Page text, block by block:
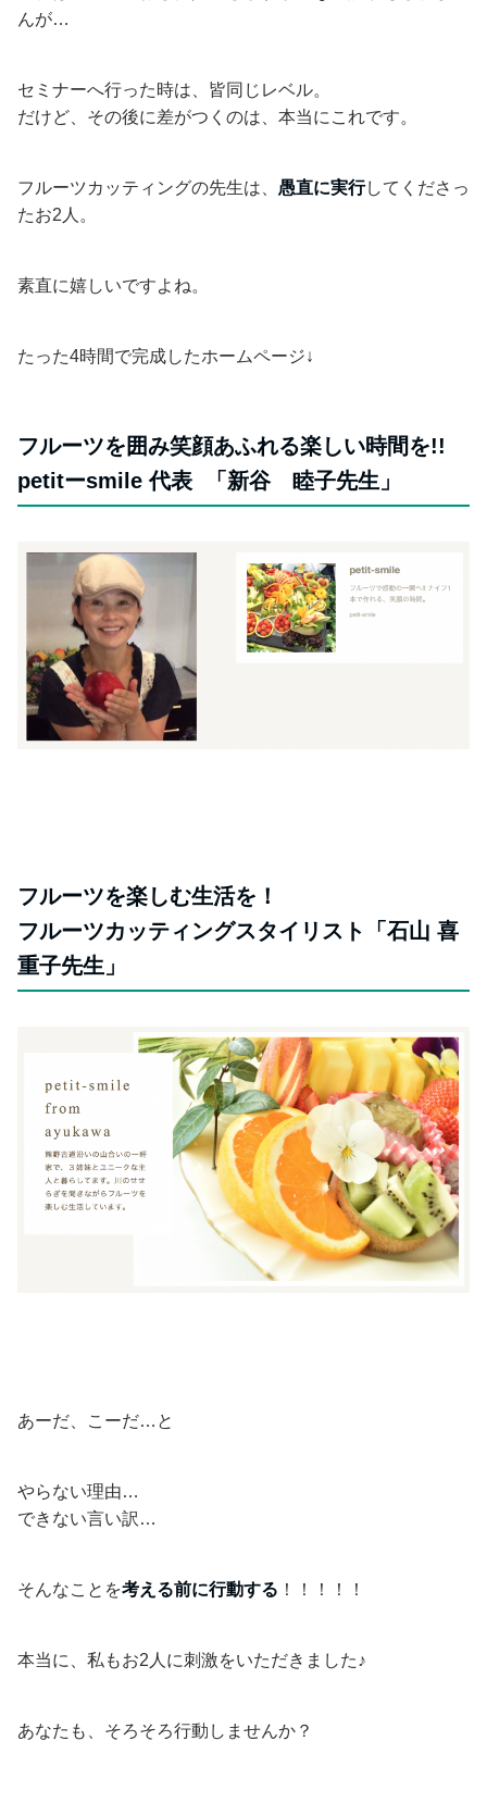
んが…
セミナーへ行った時は、皆同じレベル。
だけど、その後に差がつくのは、本当にこれです。
フルーツカッティングの先生は、 愚直に実行してくださっ
たお2人。
素直に嬉しいですよね。
たった4時間で完成したホームページ↓
フルーツを囲み笑顔あふれる楽しい時間を!!
petitーsmile 代表 「新谷 睦子先生」
フルーツを楽しむ生活を！
フルーツカッティングスタイリスト「石山 喜
重子先生」
あーだ、こーだ…と
やらない理由…
できない言い訳…
そんなことを考える前に行動する ！！！！！
本当に、私もお2人に刺激をいただきました♪
あなたも、そろそろ行動しませんか？